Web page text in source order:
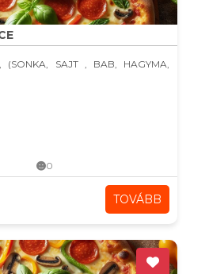
, (SONKA, SAJT , BAB, HAGYMA,
0
TOVÁBB